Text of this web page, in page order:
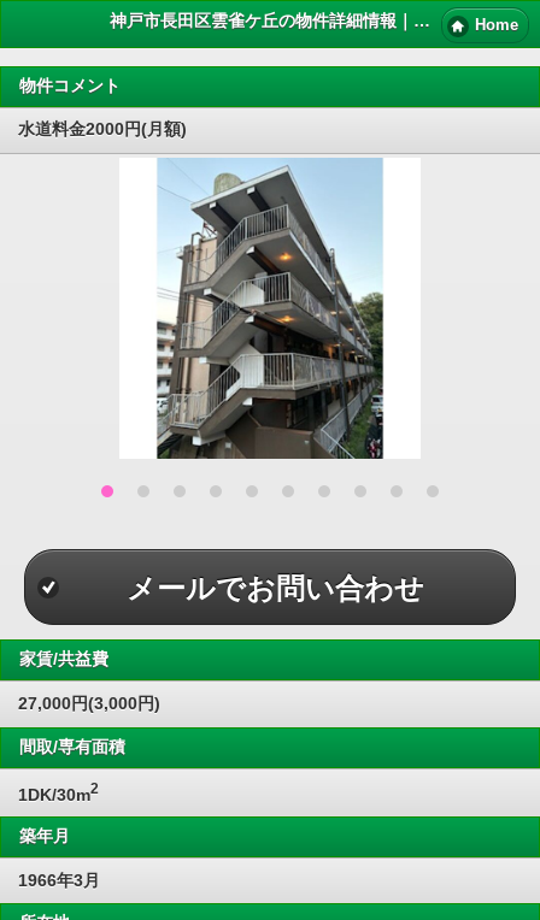
神戸市長田区雲雀ケ丘の物件詳細情報｜ペット 賃貸 Home
物件コメント
水道料金2000円(月額)
メールでお問い合わせ
家賃/共益費
27,000円(3,000円)
間取/専有面積
1DK/30m2
築年月
1966年3月